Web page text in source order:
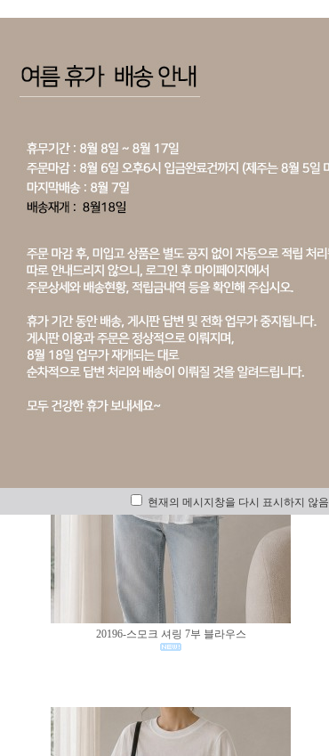
20196-스모크 셔링 7부 블라우스
현재의 메시지창을 다시 표시하지 않음